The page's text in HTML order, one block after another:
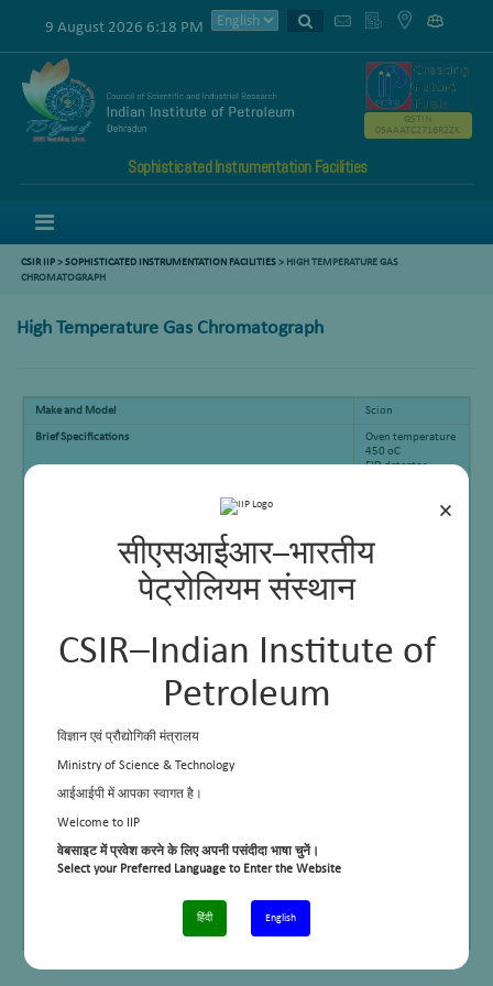
×
सीएसआईआर–भारतीय
पेट्रोलियम संस्थान
CSIR–Indian Institute of
Petroleum
विज्ञान एवं प्रौद्योगिकी मंत्रालय
Ministry of Science & Technology
आईआईपी में आपका स्वागत है।
Welcome to IIP
वेबसाइट में प्रवेश करने के लिए अपनी पसंदीदा भाषा चुनें।
Select your Preferred Language to Enter the Website
हिंदी English
9 August 2026 6:18 PM
Sophisticated Instrumentation Facilities
GSTIN
05AAATC2716R2ZK
CSIR IIP>SOPHISTICATED INSTRUMENTATION FACILITIES> HIGH TEMPERATURE GAS
CHROMATOGRAPH
High Temperature Gas Chromatograph
Make and Model Scion
Brief Specifications
Oven temperature
450 oC
FID detector
Applications
Sample requirements (quantity, nature, pre-treatment etc.